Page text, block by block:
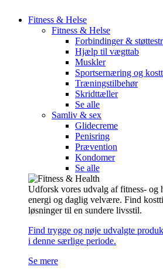
Fitness & Helse
Fitness & Helse
Forbindinger &
Hjælp til vægttab
Muskler
Sportsernæring og
Træningstilbehør
Skridttæller
Se alle
Samliv & sex
Glidecreme
Penisring
Prævention
Kondomer
Se alle
Udforsk vores udvalg af fitness- og
energi og daglig velvære. Find
løsninger til en sundere livsstil.
Find trygge og nøje udvalgte
i denne særlige periode.
Se mere